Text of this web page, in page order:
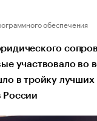
обеспечения
участвовало во
в тройку
России